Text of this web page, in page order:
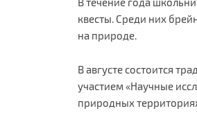
квесты. Среди них
на природе.
В августе состоится
участием «Научные
природных